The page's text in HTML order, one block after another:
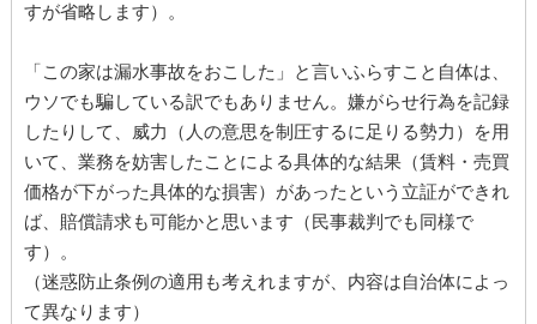
すが省略します）。
「この家は漏水事故をおこした」と言いふらすこと自体は、
ウソでも騙している訳でもありません。嫌がらせ行為を記録
したりして、威力（人の意思を制圧するに足りる勢力）を用
いて、業務を妨害したことによる具体的な結果（賃料・売買
価格が下がった具体的な損害）があったという立証ができれ
ば、賠償請求も可能かと思います（民事裁判でも同様で
す）。
（迷惑防止条例の適用も考えれますが、内容は自治体によっ
て異なります）